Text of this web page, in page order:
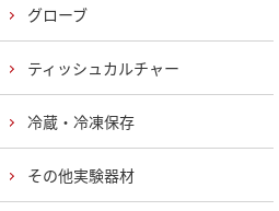
グローブ
ティッシュカルチャー
冷蔵・冷凍保存
その他実験器材